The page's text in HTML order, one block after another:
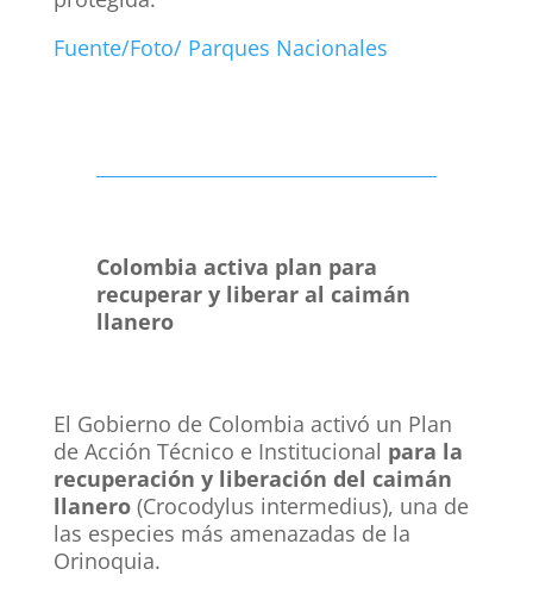
Fuente/Foto/ Parques Nacionales
Colombia activa plan para
recuperar y liberar al caimán
llanero
El Gobierno de Colombia activó un Plan
de Acción Técnico e Institucional para la
recuperación y liberación del caimán
llanero(Crocodylus intermedius), una de
las especies más amenazadas de la
Orinoquia.